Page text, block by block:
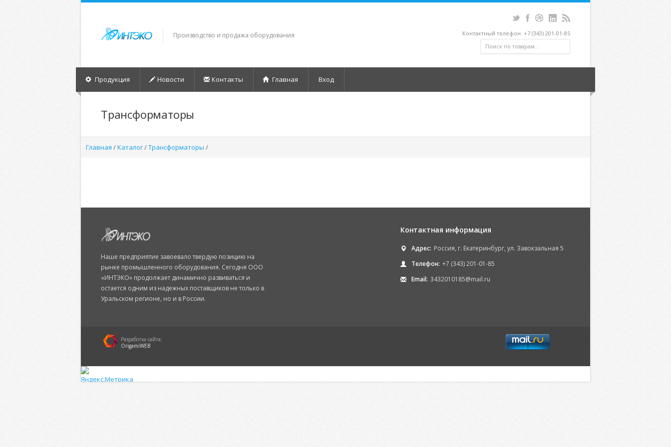
Производство и продажа оборудования Контактный телефон: +7 (343) 201-01-85
Продукция Новости Контакты Главная Вход
Трансформаторы
Главная /Каталог/Трансформаторы /
Наше предприятие завоевало твердую позицию на
рынке промышленного оборудования. Сегодня ООО
«ИНТЭКО» продолжает динамично развиваться и
остается одним из надежных поставщиков не только в
Уральском регионе, но и в России.
Контактная информация
Адрес: Россия, г. Екатеринбург, ул. Завокзальная 5
Телефон: +7 (343) 201-01-85
Email: 3432010185@mail.ru
Разработка сайта:
OrigamiWEB